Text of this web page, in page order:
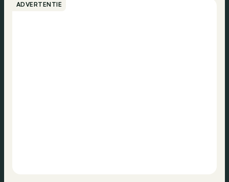
ADVERTENTIE